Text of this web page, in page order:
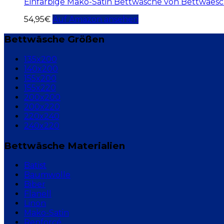
Einfarbige Mako-Satin Bettwäsche von
54,95€ Auf Amazon ansehen
Bettwäsche Größen
135x200
140x200
155x200
155x220
200x200
200x220
220x240
240x220
Bettwäsche Materialien
Batist
Baumwolle
Biber
Flanell
Linon
Mako-Satin